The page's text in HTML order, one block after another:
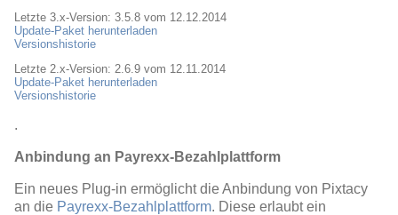
Letzte 3.x-Version: 3.5.8 vom 12.12.2014
Update-Paket herunterladen
Versionshistorie
Letzte 2.x-Version: 2.6.9 vom 12.11.2014
Update-Paket herunterladen
Versionshistorie
.
Anbindung an Payrexx-Bezahlplattform
Ein neues Plug-in ermöglicht die Anbindung von Pixtacy
an die Payrexx-Bezahlplattform. Diese erlaubt ein